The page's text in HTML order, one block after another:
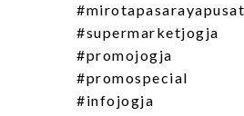
#supermarketjogja
#promojogja
#promospecial
#infojogja